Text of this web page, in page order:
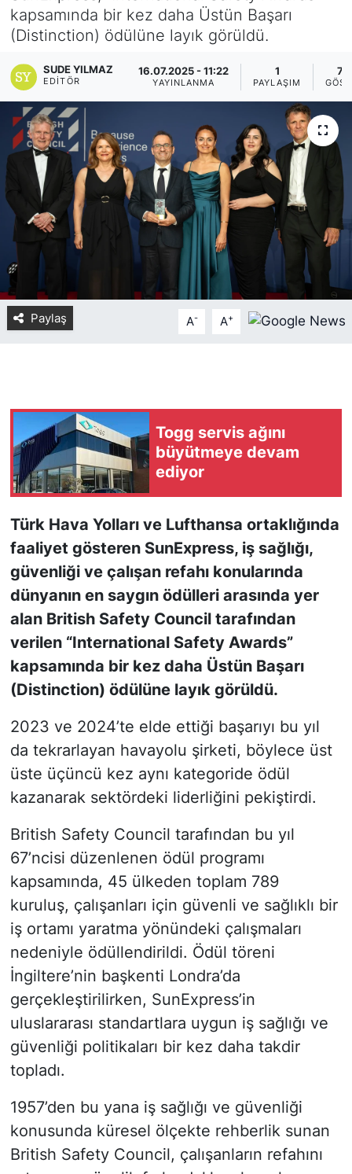
kapsamında bir kez daha Üstün Başarı
(Distinction) ödülüne layık görüldü.
SUDE YILMAZ
EDITÖR
16.07.2025 - 11:22
YAYINLANMA
1
PAYLAŞIM
Paylaş A- A+
Togg servis ağını
büyütmeye devam
ediyor
Türk Hava Yolları ve Lufthansa ortaklığında
faaliyet gösteren SunExpress, iş sağlığı,
güvenliği ve çalışan refahı konularında
dünyanın en saygın ödülleri arasında yer
alan British Safety Council tarafından
verilen “International Safety Awards”
kapsamında bir kez daha Üstün Başarı
(Distinction) ödülüne layık görüldü.
2023 ve 2024’te elde ettiği başarıyı bu yıl
da tekrarlayan havayolu şirketi, böylece üst
üste üçüncü kez aynı kategoride ödül
kazanarak sektördeki liderliğini pekiştirdi.
British Safety Council tarafından bu yıl
67’ncisi düzenlenen ödül programı
kapsamında, 45 ülkeden toplam 789
kuruluş, çalışanları için güvenli ve sağlıklı bir
iş ortamı yaratma yönündeki çalışmaları
nedeniyle ödüllendirildi. Ödül töreni
İngiltere’nin başkenti Londra’da
gerçekleştirilirken, SunExpress’in
uluslararası standartlara uygun iş sağlığı ve
güvenliği politikaları bir kez daha takdir
topladı.
1957’den bu yana iş sağlığı ve güvenliği
konusunda küresel ölçekte rehberlik sunan
British Safety Council, çalışanların refahını
Yurt Dışı Fuarlar
Teknoloji
Spor
KÜLTÜR SANAT
ŞİRKET HABERLERİ
SAVUNMA SANAYİ
FUAR HABERLERİ
FUAR TAKVİMİ
Amerika Fuarları
FESTİVAL HABERLERİ
KONGRE TAKVİMİ
RÖPORTAJLAR